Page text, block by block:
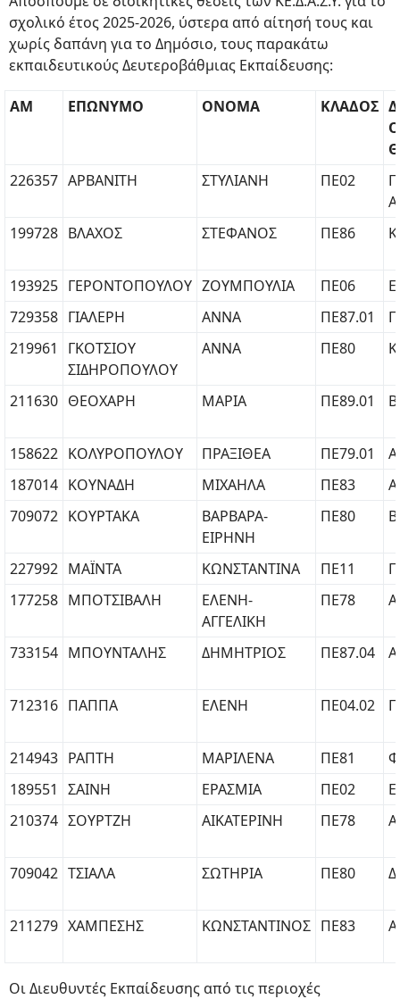
σχολικό έτος 2025-2026, ύστερα από αίτησή τους και
χωρίς δαπάνη για το Δημόσιο, τους παρακάτω
εκπαιδευτικούς Δευτεροβάθμιας Εκπαίδευσης:
ΑΜ ΕΠΩΝΥΜΟ ΟΝΟΜΑ ΚΛΑΔΟΣ
226357 ΑΡΒΑΝΙΤΗ ΣΤΥΛΙΑΝΗ ΠΕ02
199728 ΒΛΑΧΟΣ ΣΤΕΦΑΝΟΣ ΠΕ86
193925 ΓΕΡΟΝΤΟΠΟΥΛΟΥ ΖΟΥΜΠΟΥΛΙΑ ΠΕ06
729358 ΓΙΑΛΕΡΗ ΑΝΝΑ ΠΕ87.01
219961
ΓΚΟΤΣΙΟΥ
ΣΙΔΗΡΟΠΟΥΛΟΥ
ΑΝΝΑ ΠΕ80
211630 ΘΕΟΧΑΡΗ ΜΑΡΙΑ ΠΕ89.01
158622 ΚΟΛΥΡΟΠΟΥΛΟΥ ΠΡΑΞΙΘΕΑ ΠΕ79.01
187014 ΚΟΥΝΑΔΗ ΜΙΧΑΗΛΑ ΠΕ83
709072 ΚΟΥΡΤΑΚΑ
ΒΑΡΒΑΡΑ-
ΕΙΡΗΝΗ
ΠΕ80
227992 ΜΑΪΝΤΑ ΚΩΝΣΤΑΝΤΙΝΑ ΠΕ11
177258 ΜΠΟΤΣΙΒΑΛΗ
ΕΛΕΝΗ-
ΑΓΓΕΛΙΚΗ
ΠΕ78
733154 ΜΠΟΥΝΤΑΛΗΣ ΔΗΜΗΤΡΙΟΣ ΠΕ87.04
712316 ΠΑΠΠΑ ΕΛΕΝΗ ΠΕ04.02
214943 ΡΑΠΤΗ ΜΑΡΙΛΕΝΑ ΠΕ81
189551
ΣΑΙΝΗ ΕΡΑΣΜΙΑ ΠΕ02
210374 ΣΟΥΡΤΖΗ ΑΙΚΑΤΕΡΙΝΗ ΠΕ78
709042 ΤΣΙΑΛΑ ΣΩΤΗΡΙΑ ΠΕ80
211279 ΧΑΜΠΕΣΗΣ ΚΩΝΣΤΑΝΤΙΝΟΣ ΠΕ83
Οι Διευθυντές Εκπαίδευσης από τις περιοχές